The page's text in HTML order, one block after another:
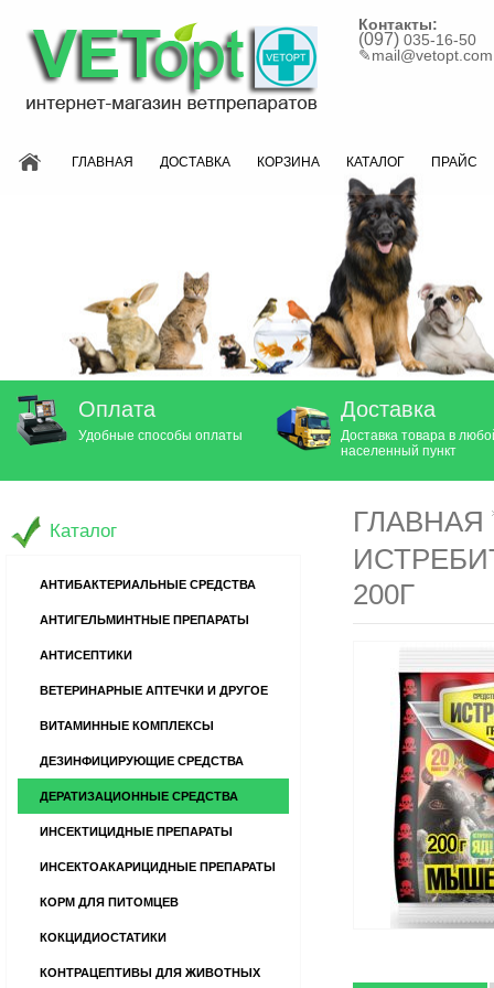
Контакты:
(097) 035-16-50
✎mail@vetopt.com
ГЛАВНАЯ ДОСТАВКА КОРЗИНА КАТАЛОГ ПРАЙС
Оплата
Удобные способы оплаты
Доставка
Доставка товара в
населенный пункт
ГЛАВНАЯ
200Г
Каталог
АНТИБАКТЕРИАЛЬНЫЕ СРЕДСТВА
АНТИГЕЛЬМИНТНЫЕ ПРЕПАРАТЫ
АНТИСЕПТИКИ
ВЕТЕРИНАРНЫЕ АПТЕЧКИ И ДРУГОЕ
ВИТАМИННЫЕ КОМПЛЕКСЫ
ДЕЗИНФИЦИРУЮЩИЕ СРЕДСТВА
ДЕРАТИЗАЦИОННЫЕ СРЕДСТВА
ИНСЕКТИЦИДНЫЕ ПРЕПАРАТЫ
ИНСЕКТОАКАРИЦИДНЫЕ ПРЕПАРАТЫ
КОРМ ДЛЯ ПИТОМЦЕВ
КОКЦИДИОСТАТИКИ
КОНТРАЦЕПТИВЫ ДЛЯ ЖИВОТНЫХ